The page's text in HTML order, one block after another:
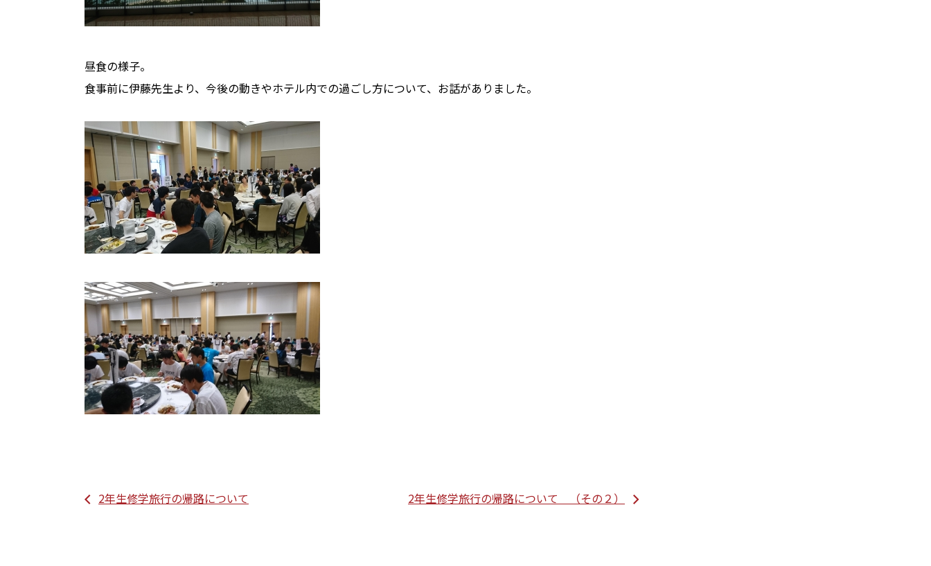
昼食の様子。
食事前に伊藤先生より、今後の動きやホテル内での過ごし方について、お話がありました。
2年生修学旅行の帰路について 2年生修学旅行の帰路について （その２）